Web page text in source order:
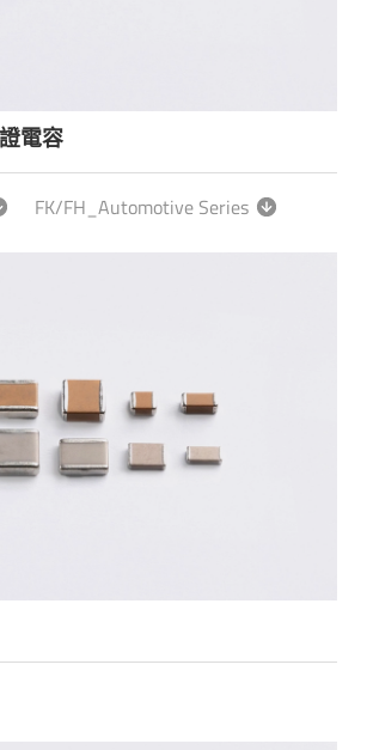
電容
FK/FH_Automotive Series